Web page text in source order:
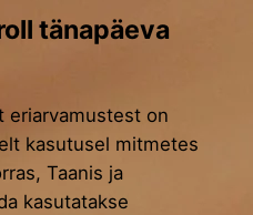
tänapäeva
eriarvamustest on
kasutusel mitmetes
Taanis ja
kasutatakse